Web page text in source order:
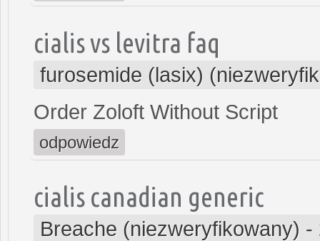
cialis vs levitra faq
furosemide (lasix)
Order Zoloft Without Script
odpowiedz
cialis canadian generic
Breache (niezweryfikowany) -